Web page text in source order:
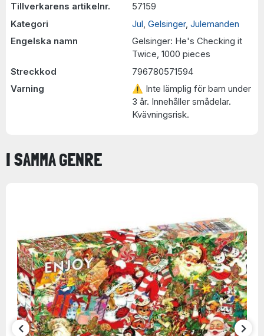
Tillverkarens artikelnr.
57159
Kategori
Jul Gelsinger, Julemanden
Engelska namn
Gelsinger: He's Checking it
Twice, 1000 pieces
Streckkod
796780571594
Varning
⚠ Inte lämplig för barn under
3 år. Innehåller smådelar.
Kvävningsrisk.
I SAMMA GENRE